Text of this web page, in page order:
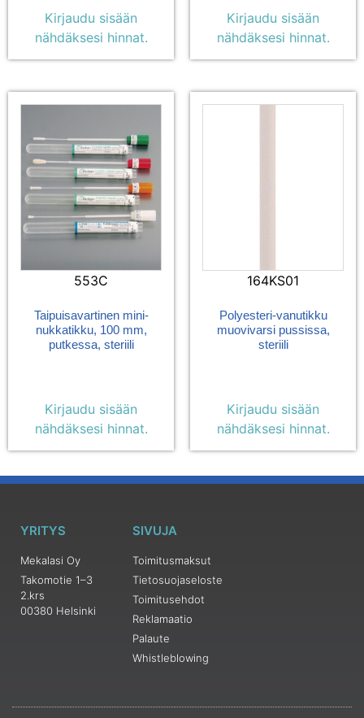
Kirjaudu sisään
nähdäksesi hinnat.
Kirjaudu sisään
nähdäksesi hinnat.
553C
Taipuisavartinen mini-
nukkatikku, 100 mm,
putkessa, steriili
Kirjaudu sisään
nähdäksesi hinnat.
164KS01
Polyesteri-vanutikku
muovivarsi pussissa,
steriili
Kirjaudu sisään
nähdäksesi hinnat.
YRITYS
Mekalasi Oy
Takomotie 1–3
2.krs
00380 Helsinki
SIVUJA
Toimitusmaksut
Tietosuojaseloste
Toimitusehdot
Reklamaatio
Palaute
Whistleblowing